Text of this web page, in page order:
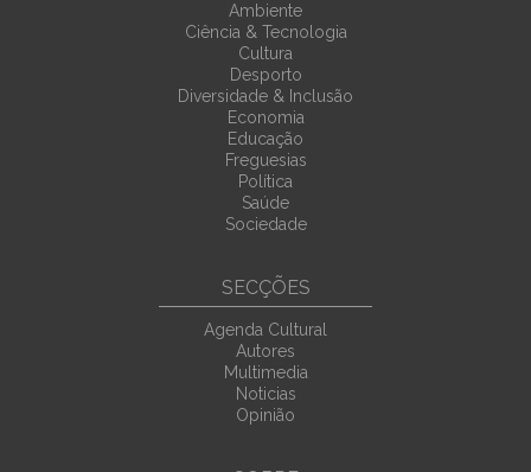
Ambiente
Ciência & Tecnologia
Cultura
Desporto
Diversidade & Inclusão
Economia
Educação
Freguesias
Política
Saúde
Sociedade
SECÇÕES
Agenda Cultural
Autores
Multimedia
Noticias
Opinião